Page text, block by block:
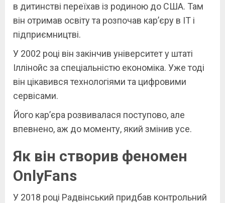
в дитинстві переїхав із родиною до США. Там
він отримав освіту та розпочав кар’єру в IT і
підприємництві.
У 2002 році він закінчив університет у штаті
Іллінойс за спеціальністю економіка. Уже тоді
він цікавився технологіями та цифровими
сервісами.
Його кар’єра розвивалася поступово, але
впевнено, аж до моменту, який змінив усе.
Як він створив феномен
OnlyFans
У 2018 році Радвінський придбав контрольний